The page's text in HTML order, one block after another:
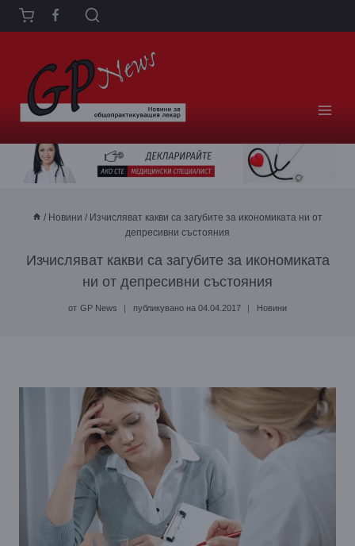
Към
съдържанието
/ Новини / Изчисляват какви са загубите за икономиката ни от
депресивни състояния
Изчисляват какви са загубите за икономиката
ни от депресивни състояния
от GP News публикувано на 04.04.2017 Новини